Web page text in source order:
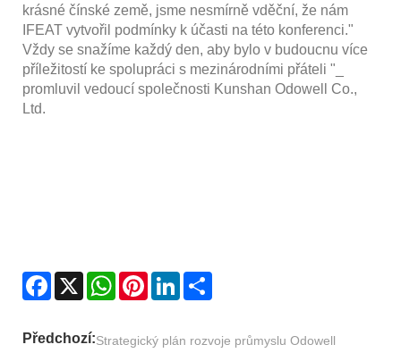
krásné čínské země, jsme nesmírně vděční, že nám
IFEAT vytvořil podmínky k účasti na této konferenci."
Vždy se snažíme každý den, aby bylo v budoucnu více
příležitostí ke spolupráci s mezinárodními přáteli "_
promluvil vedoucí společnosti Kunshan Odowell Co.,
Ltd.
Facebook
X WhatsAppPinterestLinkedIn
Předchozí:Strategický plán rozvoje průmyslu Odowell